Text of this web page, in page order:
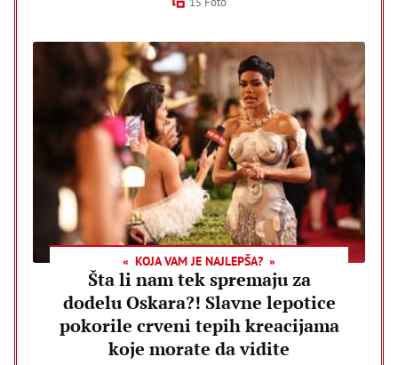
KOJA VAM JE NAJLEPŠA?
Šta li nam tek spremaju za
dodelu Oskara?! Slavne lepotice
pokorile crveni tepih kreacijama
koje morate da vidite